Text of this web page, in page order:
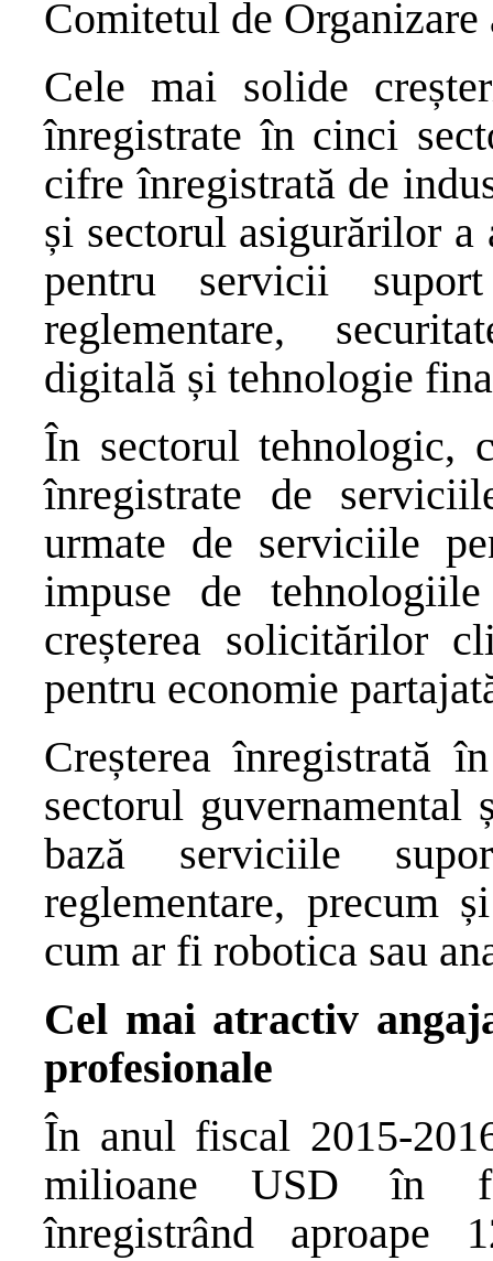
Comitetul de
Cele mai solide
înregistrate în cinci
cifre înregistrată de
și sectorul asigurărilor a
pentru servicii
reglementare,
digitală și tehnologie
În sectorul tehnologic,
înregistrate de
urmate de serviciile
impuse de
creșterea solicitărilor
pentru economie
Creșterea înregistrată
sectorul
bază serviciile
reglementare, precum
cum ar fi robotica sau
Cel mai atractiv
profesionale
În anul fiscal 2015-
milioane USD în
înregistrând aproape